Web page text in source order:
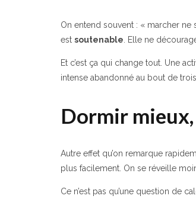
On entend souvent : « marcher ne
est soutenable . Elle ne
Et c’est ça qui change tout. Une
intense abandonné au bout de
Dormir mieux,
Autre effet qu’on remarque
plus facilement. On se réveille
Ce n’est pas qu’une question de